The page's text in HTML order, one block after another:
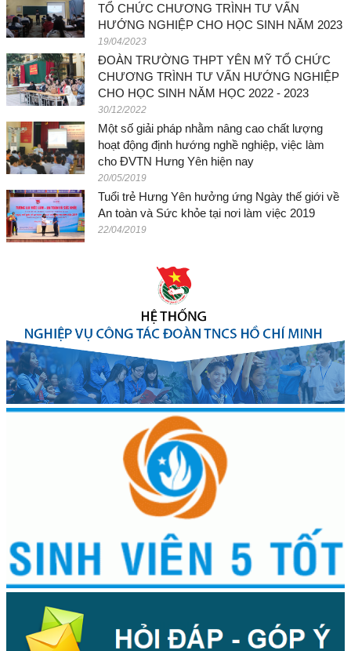
TỔ CHỨC CHƯƠNG TRÌNH TƯ VẤN
HƯỚNG NGHIỆP CHO HỌC SINH NĂM 2023
19/04/2023
ĐOÀN TRƯỜNG THPT YÊN MỸ TỔ CHỨC
CHƯƠNG TRÌNH TƯ VẤN HƯỚNG NGHIỆP
CHO HỌC SINH NĂM HỌC 2022 - 2023
30/12/2022
Một số giải pháp nhằm nâng cao chất lượng
hoạt động định hướng nghề nghiệp, việc làm
cho ĐVTN Hưng Yên hiện nay
20/05/2019
Tuổi trẻ Hưng Yên hưởng ứng Ngày thế giới về
An toàn và Sức khỏe tại nơi làm việc 2019
22/04/2019